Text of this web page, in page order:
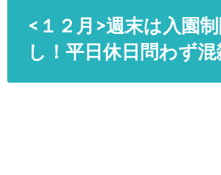
<１２月>週末は入園
し！平日休日問わず混